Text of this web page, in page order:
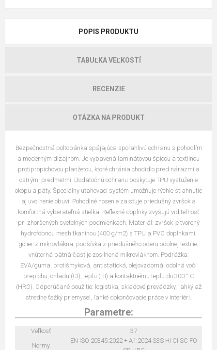
POPIS PRODUKTU
TABUĽKA VEĽKOSTÍ
RECENZIE
OTÁZKA NA PRODUKT
Bezpečnostná poltopánka spájajúca spoľahlivú ochranu s pohodlím
a moderným dizajnom. Je vybavená laminátovou špicou a textilnou
protipropichovou planžetou, ktoré chránia chodidlo pred nárazmi a
ostrými predmetmi. Dodatočnú ochranu poskytuje TPU vystuženie
okopu a päty. Špeciálny uťahovací systém umožňuje rýchle stiahnutie
aj uvoľnenie obuvi. Pohodlné nosenie zaisťuje priedušný zvršok a
komfortná vyberateľná stielka. Reflexné doplnky zvyšujú viditeľnosť
pri zhoršených svetelných podmienkach. Materiál: zvršok je tvorený
hydrofóbnou mesh tkaninou (400 g/m2) s TPU a PVC doplnkami,
golier z mikrovlákna, podšívka z priedušného oderu odolnej textílie,
vnútorná pätná časť je zosilnená mikrovláknom. Podrážka:
EVA/guma, protišmyková, antistatická, olejovzdorná, odolná voči
prepichu, chladu (CI), teplu (HI) a kontaktnému teplu do 300 ° C
(HRO). Odporúčané použitie: logistika, skladové prevádzky, ľahký až
stredne ťažký priemysel, ľahké dokončovacie práce v interiéri.
Parametre:
Veľkosť
37
Normy
EN ISO 20345:2022 + A1:2024 S3S HI CI SC FO